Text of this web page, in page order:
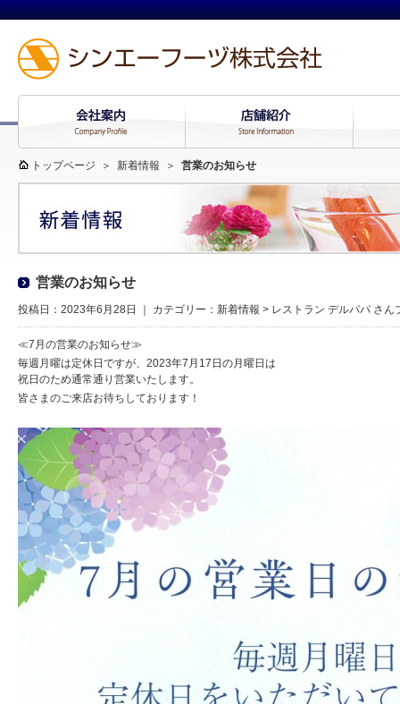
トップページ ＞ 新着情報 ＞ 営業のお知らせ
営業のお知らせ
投稿日：2023年6月28日 ｜ カテゴリー： 新着情報 > レストラン デルパパ さん
≪7月の営業のお知らせ≫
毎週月曜は定休日ですが、2023年7月17日の月曜日は
祝日のため通常通り営業いたします。
皆さまのご来店お待ちしております！